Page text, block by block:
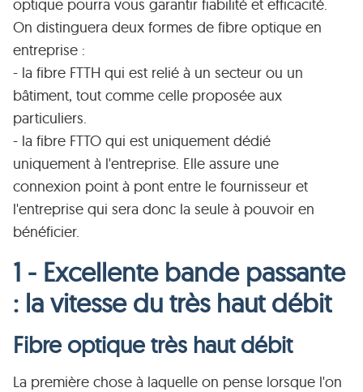
optique pourra vous garantir fiabilité et efficacité.
On distinguera deux formes de fibre optique en
entreprise :
- la fibre FTTH qui est relié à un secteur ou un
bâtiment, tout comme celle proposée aux
particuliers.
- la fibre FTTO qui est uniquement dédié
uniquement à l'entreprise. Elle assure une
connexion point à pont entre le fournisseur et
l'entreprise qui sera donc la seule à pouvoir en
bénéficier.
1 - Excellente bande passante
: la vitesse du très haut débit
Fibre optique très haut débit
La première chose à laquelle on pense lorsque l'on